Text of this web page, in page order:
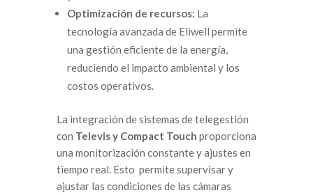
Optimización de recursos: La
tecnología avanzada de Eliwell permite
una gestión eficiente de la energía,
reduciendo el impacto ambiental y los
costos operativos.
La integración de sistemas de telegestión
con Televis y Compact Touch proporciona
una monitorización constante y ajustes en
tiempo real. Esto permite supervisar y
ajustar las condiciones de las cámaras